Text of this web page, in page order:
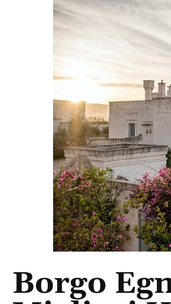
Borgo